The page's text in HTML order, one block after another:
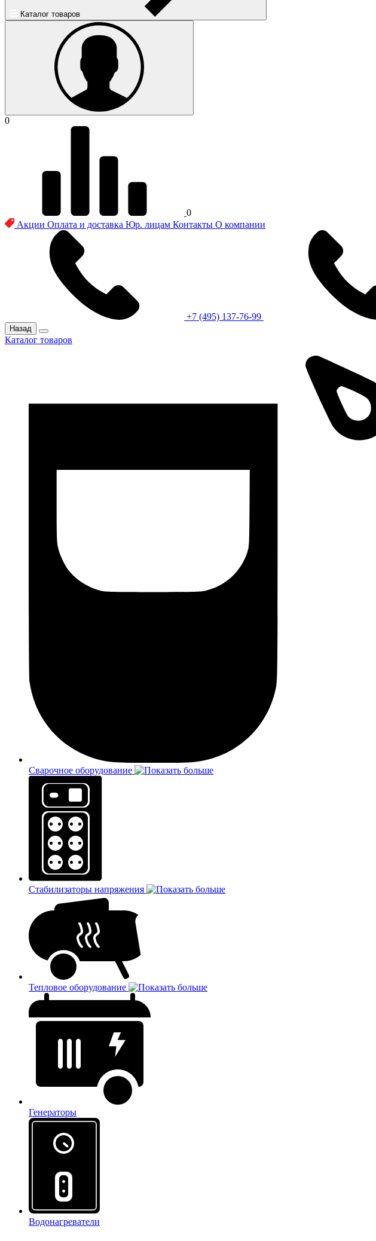
Каталог товаров
0
0
Акции Оплата и доставка Юр. лицам Контакты О компании
+7 (495) 137-76-99
Назад
Каталог товаров
Сварочное оборудование
Стабилизаторы напряжения
Тепловое оборудование
Генераторы
Водонагреватели